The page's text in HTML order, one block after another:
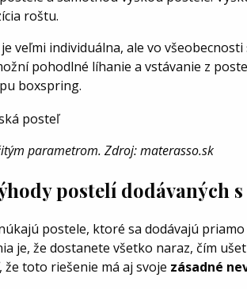
roštu.
veľmi individuálna, ale vo všeobecnosti
pohodlné líhanie a vstávanie z
boxspring.
parametrom. Zdroj: materasso.sk
postelí dodávaných
postele, ktoré sa dodávajú
je, že dostanete všetko naraz, čím
toto riešenie má aj svoje zásadné